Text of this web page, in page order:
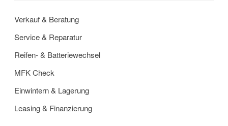
Verkauf & Beratung
Service & Reparatur
Reifen- & Batteriewechsel
MFK Check
Einwintern & Lagerung
Leasing & Finanzierung